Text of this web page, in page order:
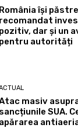
România își
recomandat
pozitiv, dar și un
pentru autorități
masiv
sancțiunile SUA.
apărarea